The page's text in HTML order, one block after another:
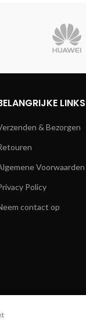
LINKS
& Bezorgen
Voorwaarden
Policy
contact op